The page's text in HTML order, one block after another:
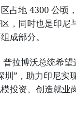
占地 4300 公顷
，同时也是印尼
成部分。
拉博沃总统希
圳”，助力印尼实
投资、创造就业